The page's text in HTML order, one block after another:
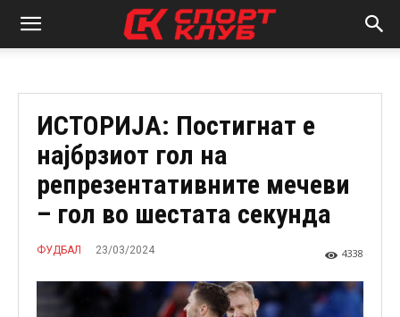
ИСТОРИЈА: Постигнат е
најбрзиот гол на
репрезентативните мечеви
– гол во шестата секунда
ФУДБАЛ 23/03/2024 4338